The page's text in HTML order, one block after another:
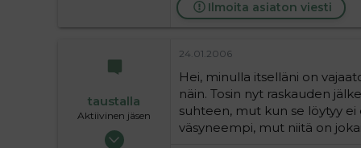
Ilmoita asiaton viesti
taustalla
Aktiivinen jäsen
19.05.2004
24.01.2006
Hei, minulla itselläni on
näin. Tosin nyt raskauden
suhteen, mut kun se löytyy
väsyneempi, mut niitä on